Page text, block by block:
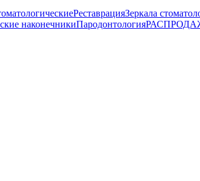
РеставрацияЗеркала
наконечникиПародонтология